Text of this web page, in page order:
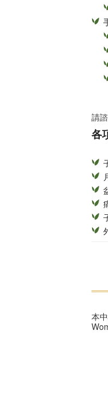
請
各
本